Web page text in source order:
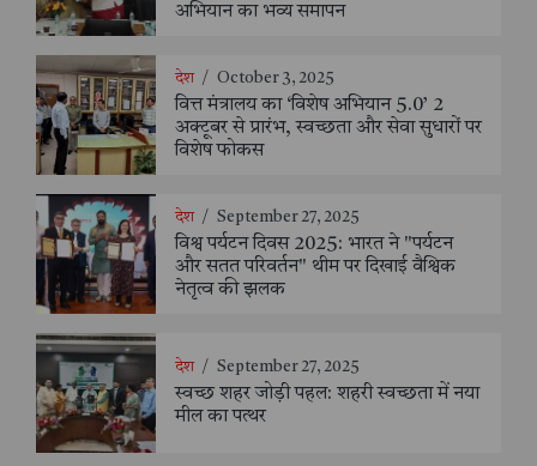
अभियान का भव्य समापन
देश / October 3, 2025
वित्त मंत्रालय का ‘विशेष अभियान 5.0’ 2
अक्टूबर से प्रारंभ, स्वच्छता और सेवा सुधारों पर
विशेष फोकस
देश / September 27, 2025
विश्व पर्यटन दिवस 2025: भारत ने "पर्यटन
और सतत परिवर्तन" थीम पर दिखाई वैश्विक
नेतृत्व की झलक
देश / September 27, 2025
स्वच्छ शहर जोड़ी पहल: शहरी स्वच्छता में नया
मील का पत्थर